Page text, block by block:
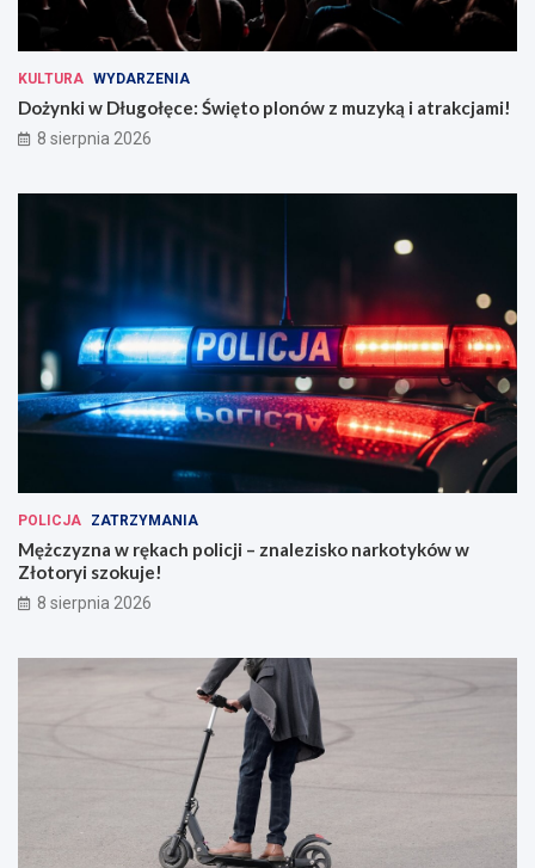
KULTURA WYDARZENIA
Dożynki w Długołęce: Święto plonów z muzyką i atrakcjami!
8 sierpnia 2026
POLICJA ZATRZYMANIA
Mężczyzna w rękach policji – znalezisko narkotyków w
Złotoryi szokuje!
8 sierpnia 2026